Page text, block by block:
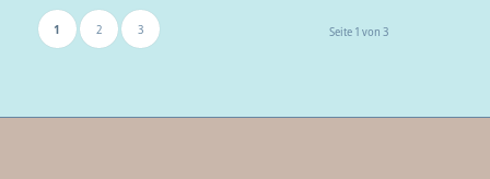
Seite 1 von 3
1 2 3